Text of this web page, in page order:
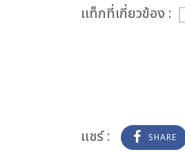
เเท็กที่เกี่ยวข้อง :
แชร์ : SHARE